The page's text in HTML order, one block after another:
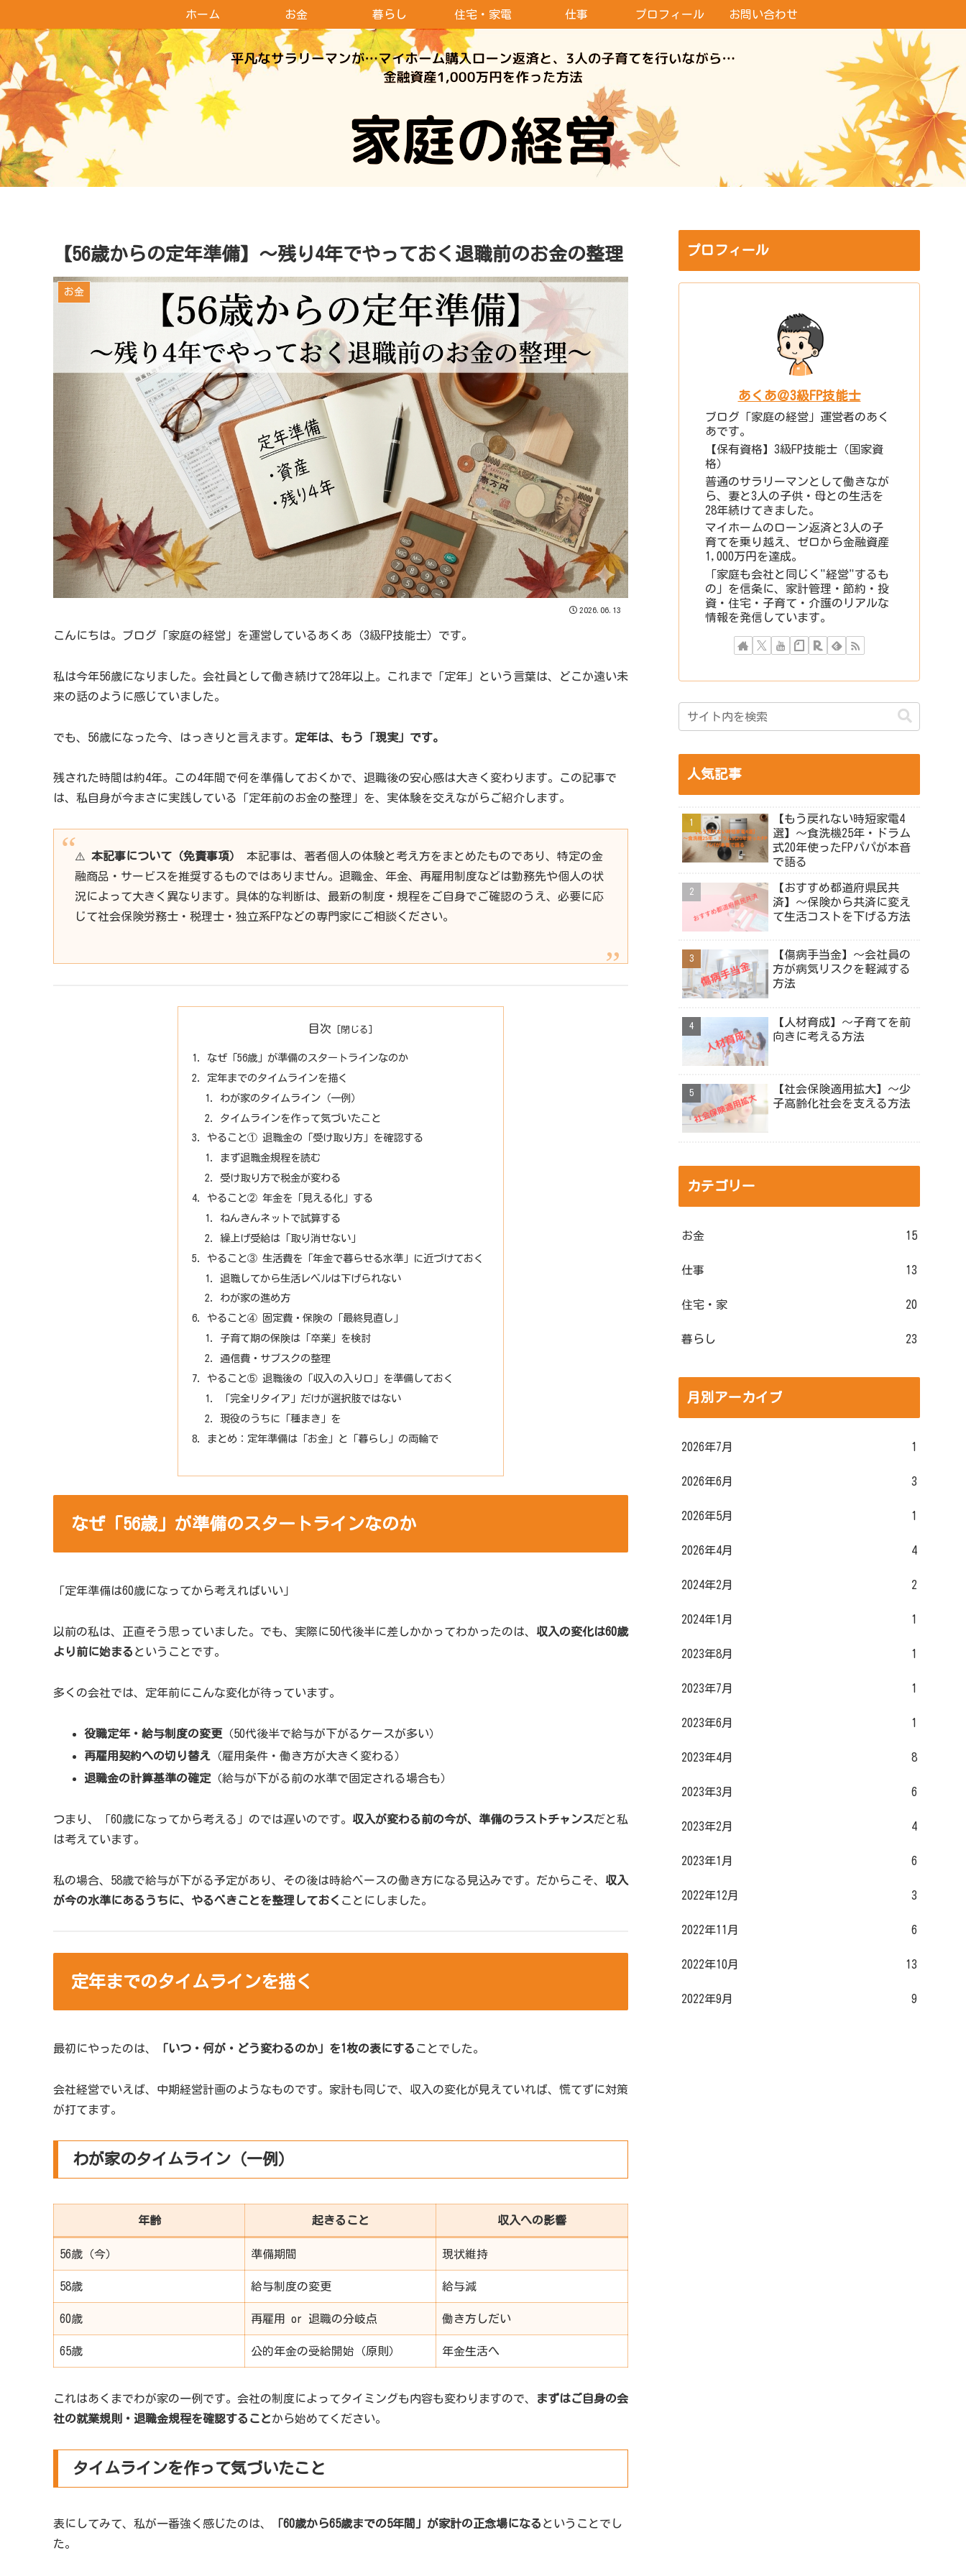
ホーム お金 暮らし 住宅・家電 仕事 プロフィール お問い合わせ
【56歳からの定年準備】～残り4年でやっておく退職前のお金の整理
お金
2026.06.13
こんにちは。ブログ「家庭の経営」を運営しているあくあ（3級FP技能士）です。
私は今年56歳になりました。会社員として働き続けて28年以上。これまで「定年」という言葉は、どこか遠い未
来の話のように感じていました。
でも、56歳になった今、はっきりと言えます。 定年は、もう「現実」です。
残された時間は約4年。この4年間で何を準備しておくかで、退職後の安心感は大きく変わります。この記事で
は、私自身が今まさに実践している「定年前のお金の整理」を、実体験を交えながらご紹介します。
⚠️ 本記事について（免責事項）
本記事は、著者個人の体験と考え方をまとめたものであり、特定の金
融商品・サービスを推奨するものではありません。退職金、年金、再雇用制度などは勤務先や個人の状
況によって大きく異なります。具体的な判断は、最新の制度・規程をご自身でご確認のうえ、必要に応
じて社会保険労務士・税理士・独立系FPなどの専門家にご相談ください。
目次
なぜ「56歳」が準備のスタートラインなのか
定年までのタイムラインを描く
わが家のタイムライン（一例）
タイムラインを作って気づいたこと
やること① 退職金の「受け取り方」を確認する
まず退職金規程を読む
受け取り方で税金が変わる
やること② 年金を「見える化」する
ねんきんネットで試算する
繰上げ受給は「取り消せない」
やること③ 生活費を「年金で暮らせる水準」に近づけておく
退職してから生活レベルは下げられない
わが家の進め方
やること④ 固定費・保険の「最終見直し」
子育て期の保険は「卒業」を検討
通信費・サブスクの整理
やること⑤ 退職後の「収入の入り口」を準備しておく
「完全リタイア」だけが選択肢ではない
現役のうちに「種まき」を
まとめ：定年準備は「お金」と「暮らし」の両輪で
なぜ「56歳」が準備のスタートラインなのか
「定年準備は60歳になってから考えればいい」
以前の私は、正直そう思っていました。でも、実際に50代後半に差しかかってわかったのは、 収入の変化は60歳
より前に始まる ということです。
多くの会社では、定年前にこんな変化が待っています。
役職定年・給与制度の変更 （50代後半で給与が下がるケースが多い）
再雇用契約への切り替え
（雇用条件・働き方が大きく変わる）
退職金の計算基準の確定 （給与が下がる前の水準で固定される場合も）
つまり、「60歳になってから考える」のでは遅いのです。 収入が変わる前の今が、準備のラストチャンスだと私
は考えています。
私の場合、58歳で給与が下がる予定があり、その後は時給ベースの働き方になる見込みです。だからこそ、 収入
が今の水準にあるうちに、やるべきことを整理しておく ことにしました。
定年までのタイムラインを描く
最初にやったのは、 「いつ・何が・どう変わるのか」を1枚の表にする ことでした。
会社経営でいえば、中期経営計画のようなものです。家計も同じで、収入の変化が見えていれば、慌てずに対策
が打てます。
わが家のタイムライン（一例）
年齢 起きること 収入への影響
56歳（今） 準備期間 現状維持
58歳 給与制度の変更 給与減
60歳 再雇用 or 退職の分岐点 働き方しだい
65歳 公的年金の受給開始（原則） 年金生活へ
これはあくまでわが家の一例です。会社の制度によってタイミングも内容も変わりますので、
まずはご自身の会
社の就業規則・退職金規程を確認することから始めてください。
タイムラインを作って気づいたこと
表にしてみて、私が一番強く感じたのは、 「60歳から65歳までの5年間」が家計の正念場になる ということでし
た。
プロフィール
あくあ＠3級FP技能士
ブログ「家庭の経営」運営者のあく
あです。
【保有資格】3級FP技能士（国家資
格）
普通のサラリーマンとして働きなが
ら、妻と3人の子供・母との生活を
28年続けてきました。
マイホームのローン返済と3人の子
育てを乗り越え、ゼロから金融資産
1,000万円を達成。
「家庭も会社と同じく"経営"するも
の」を信条に、家計管理・節約・投
資・住宅・子育て・介護のリアルな
情報を発信しています。
人気記事
【もう戻れない時短家電4
選】～食洗機25年・ドラム
式20年使ったFPパパが本音
で語る
【おすすめ都道府県民共
済】～保険から共済に変え
て生活コストを下げる方法
【傷病手当金】～会社員の
方が病気リスクを軽減する
方法
【人材育成】～子育てを前
向きに考える方法
【社会保険適用拡大】～少
子高齢化社会を支える方法
カテゴリー
お金 15
仕事 13
住宅・家 20
暮らし 23
月別アーカイブ
2026年7月 1
2026年6月 3
2026年5月 1
2026年4月 4
2024年2月 2
2024年1月 1
2023年8月 1
2023年7月 1
2023年6月 1
2023年4月 8
2023年3月 6
2023年2月 4
2023年1月 6
2022年12月 3
2022年11月 6
2022年10月 13
2022年9月 9